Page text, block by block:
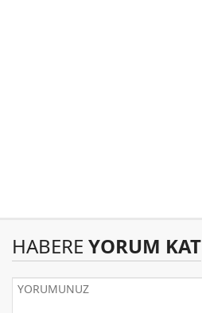
HABERE YORUM KAT